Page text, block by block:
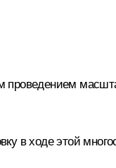
в ходе этой